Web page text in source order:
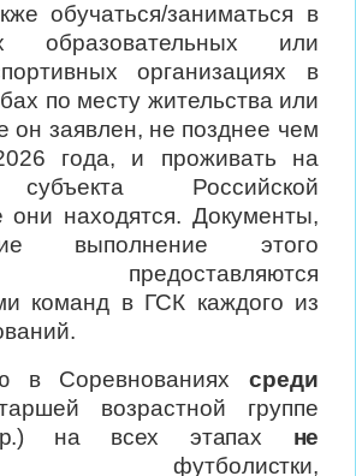
обучаться/заниматься в
образовательных или
организациях в
по месту жительства или
он заявлен, не позднее чем
года, и проживать на
Российской
они находятся. Документы,
выполнение этого
предоставляются
команд в ГСК каждого из
в Соревнованиях
среди
возрастной
группе
на всех этапах
не
футболистки,